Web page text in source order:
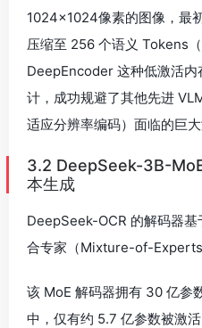
1024×1024像素的图像，最
压缩至 256 个语义 Tokens（
DeepEncoder 这种低激活
计，成功规避了其他先进
适应分辨率编码）面临的巨大
3.2 DeepSeek-3B-
本生成
DeepSeek-OCR 的解码器
合专家（Mixture-of-
该 MoE 解码器拥有 30 亿参
中，仅有约 5.7 亿参数被激